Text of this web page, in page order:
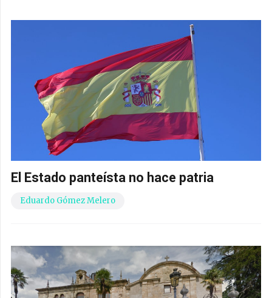
El Estado panteísta no hace patria
Eduardo Gómez Melero